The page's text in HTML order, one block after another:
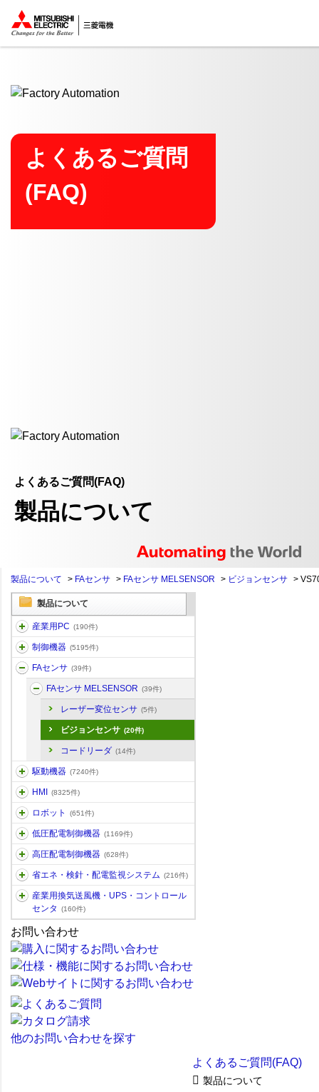
ここから本文
よくあるご質問
(FAQ)
よくあるご質問(FAQ)
製品について
製品について > FAセンサ > FAセンサ MELSENSOR > ビジョンセンサ >
製品について
産業用PC (190件)
制御機器 (5195件)
FAセンサ (39件)
FAセンサ MELSENSOR (39件)
レーザー変位センサ (5件)
ビジョンセンサ (20件)
コードリーダ (14件)
駆動機器 (7240件)
HMI (8325件)
ロボット (651件)
低圧配電制御機器 (1169件)
高圧配電制御機器 (628件)
省エネ・検針・配電監視システム (216件)
産業用換気送風機・UPS・コントロール
センタ
(160件)
お問い合わせ
他のお問い合わせを探す
よくあるご質問(FAQ)
製品について